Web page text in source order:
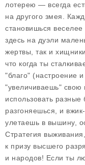
лотерею — всегда
на другого змея.
становишься
здесь на дуэли
жертвы, так и
что когда ты
"благо" (настроение
"увеличиваешь" свою
использовать
разгоняешься, и
улетаешь в вышину,
Стратегия
к призу высшего
и народов! Если ты